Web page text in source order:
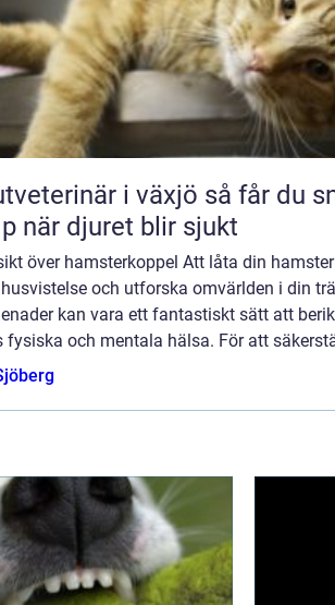
i växjö så får du snabb och trygg
när djuret blir sjukt
över hamsterkoppel Att låta din
och utforska omvärlden i din
kan vara ett fantastiskt sätt att
fysiska och mentala hälsa. För att